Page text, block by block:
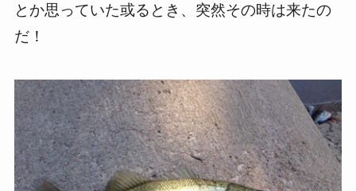
とか思っていた或るとき、突然その時は来たの
だ！